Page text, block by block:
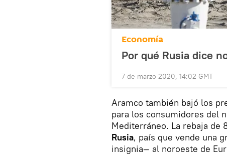
Economía
Por qué Rusia dice
7 de marzo 2020, 14:02 GMT
Aramco también bajó los
para los consumidores del
Mediterráneo. La rebaja de
Rusia, país que vende una
insignia— al noroeste de